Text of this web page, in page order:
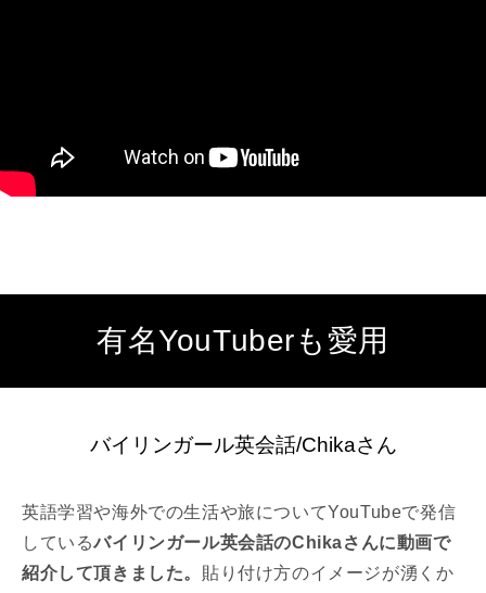
有名YouTuberも愛用
バイリンガール英会話/Chikaさん
英語学習や海外での生活や旅についてYouTubeで発信
しているバイリンガール英会話のChikaさんに動画で
紹介して頂きました。 貼り付け方のイメージが湧くか